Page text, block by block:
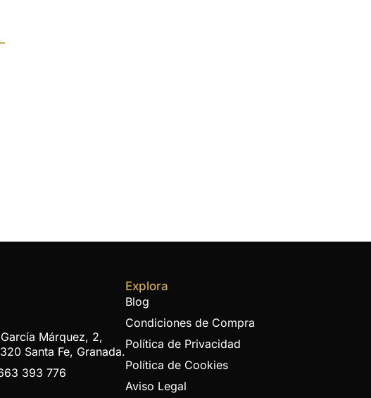
Márquez, 2,
Santa Fe, Granada.
393 776
Explora
Blog
Condiciones de Compra
Política de Privacidad
Política de Cookies
Aviso Legal